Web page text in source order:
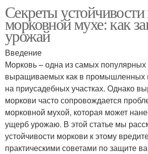
Секреты
морковной мухе: как
урожай
Введение
Морковь – одна из самых
выращиваемых как в промышленных
на приусадебных участках. Однако
моркови часто сопровождается
морковной мухой, которая может
ущерб урожаю. В этой статье мы
устойчивости моркови к этому
практическими советами по защите